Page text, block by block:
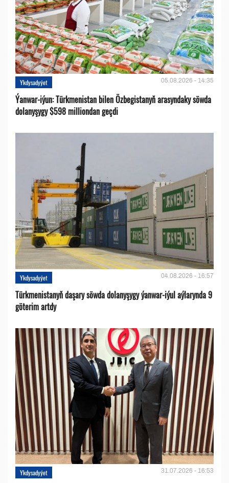
Ykdysadyýet 05.08.2026 - 14:35
Ýanwar-iýun: Türkmenistan bilen Özbegistanyň arasyndaky söwda
dolanyşygy $598 milliondan geçdi
Ykdysadyýet 04.08.2026 - 16:57
Türkmenistanyň daşary söwda dolanyşygy ýanwar-iýul aýlarynda 9
göterim artdy
Ykdysadyýet 31.07.2026 - 16:53